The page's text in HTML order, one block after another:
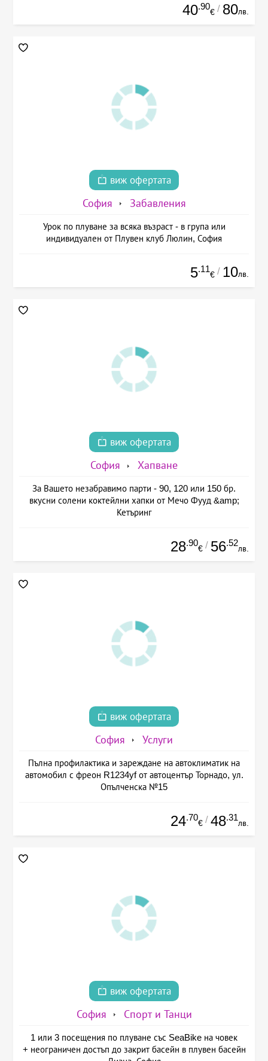
40.90
€ / 80лв.
виж офертата
София Забавления
Урок по плуване за всяка възраст - в група или
индивидуален от Плувен клуб Люлин, София
5.11
€ / 10лв.
виж офертата
София Хапване
За Вашето незабравимо парти - 90, 120 или 150 бр.
вкусни солени коктейлни хапки от Мечо Фууд &amp;
Кетъринг
28.90
€ / 56.52
лв.
виж офертата
София Услуги
Пълна профилактика и зареждане на автоклиматик на
автомобил с фреон R1234yf от автоцентър Торнадо, ул.
Опълченска №15
24.70
€ / 48.31
лв.
виж офертата
София Спорт и Танци
1 или 3 посещения по плуване със SeaBike на човек
+ неограничен достъп до закрит басейн в плувен басейн